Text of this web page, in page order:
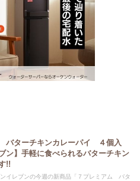
バターチキンカレーパイ ４個入
ン】手軽に食べられるバターチキン
!!
ンイレブンの今週の新商品「７プレミアム バタ